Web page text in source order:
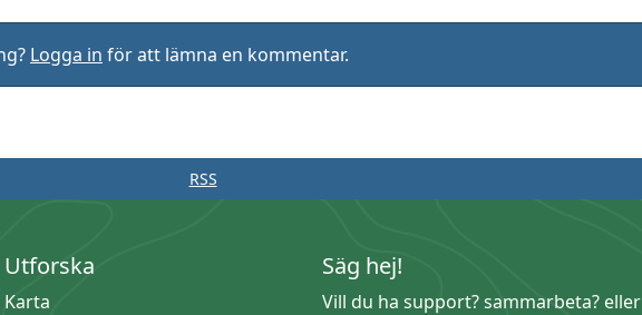
Logga in för att lämna en kommentar.
RSS
Utforska
Karta
Säg hej!
Vill du ha support? sammarbeta?